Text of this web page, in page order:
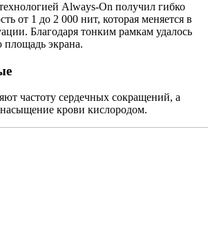
Always-On получил гибко
от 1 до 2 000 нит, которая меняется в
Благодаря тонким рамкам удалось
площадь экрана.
частоту сердечных сокращений, а
крови кислородом.